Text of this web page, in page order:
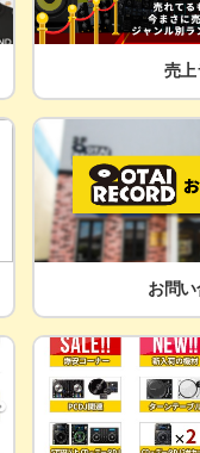
売
お問